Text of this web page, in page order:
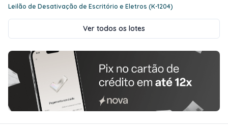
Leilão de Desativação de Escritório e Eletros (K-1204)
Ver todos os lotes